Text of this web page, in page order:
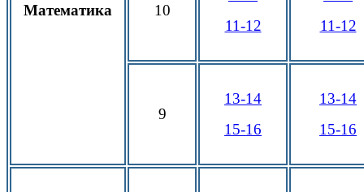
Математика 10
11-12
11-12
9
13-14
15-16
13-14
15-16